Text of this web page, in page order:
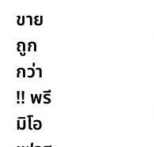
ขาย
ถูก
กว่า
!! พรี
มิโอ